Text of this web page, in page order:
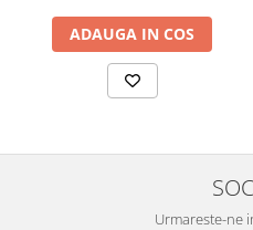
ADAUGA IN COS
Urmareste-ne